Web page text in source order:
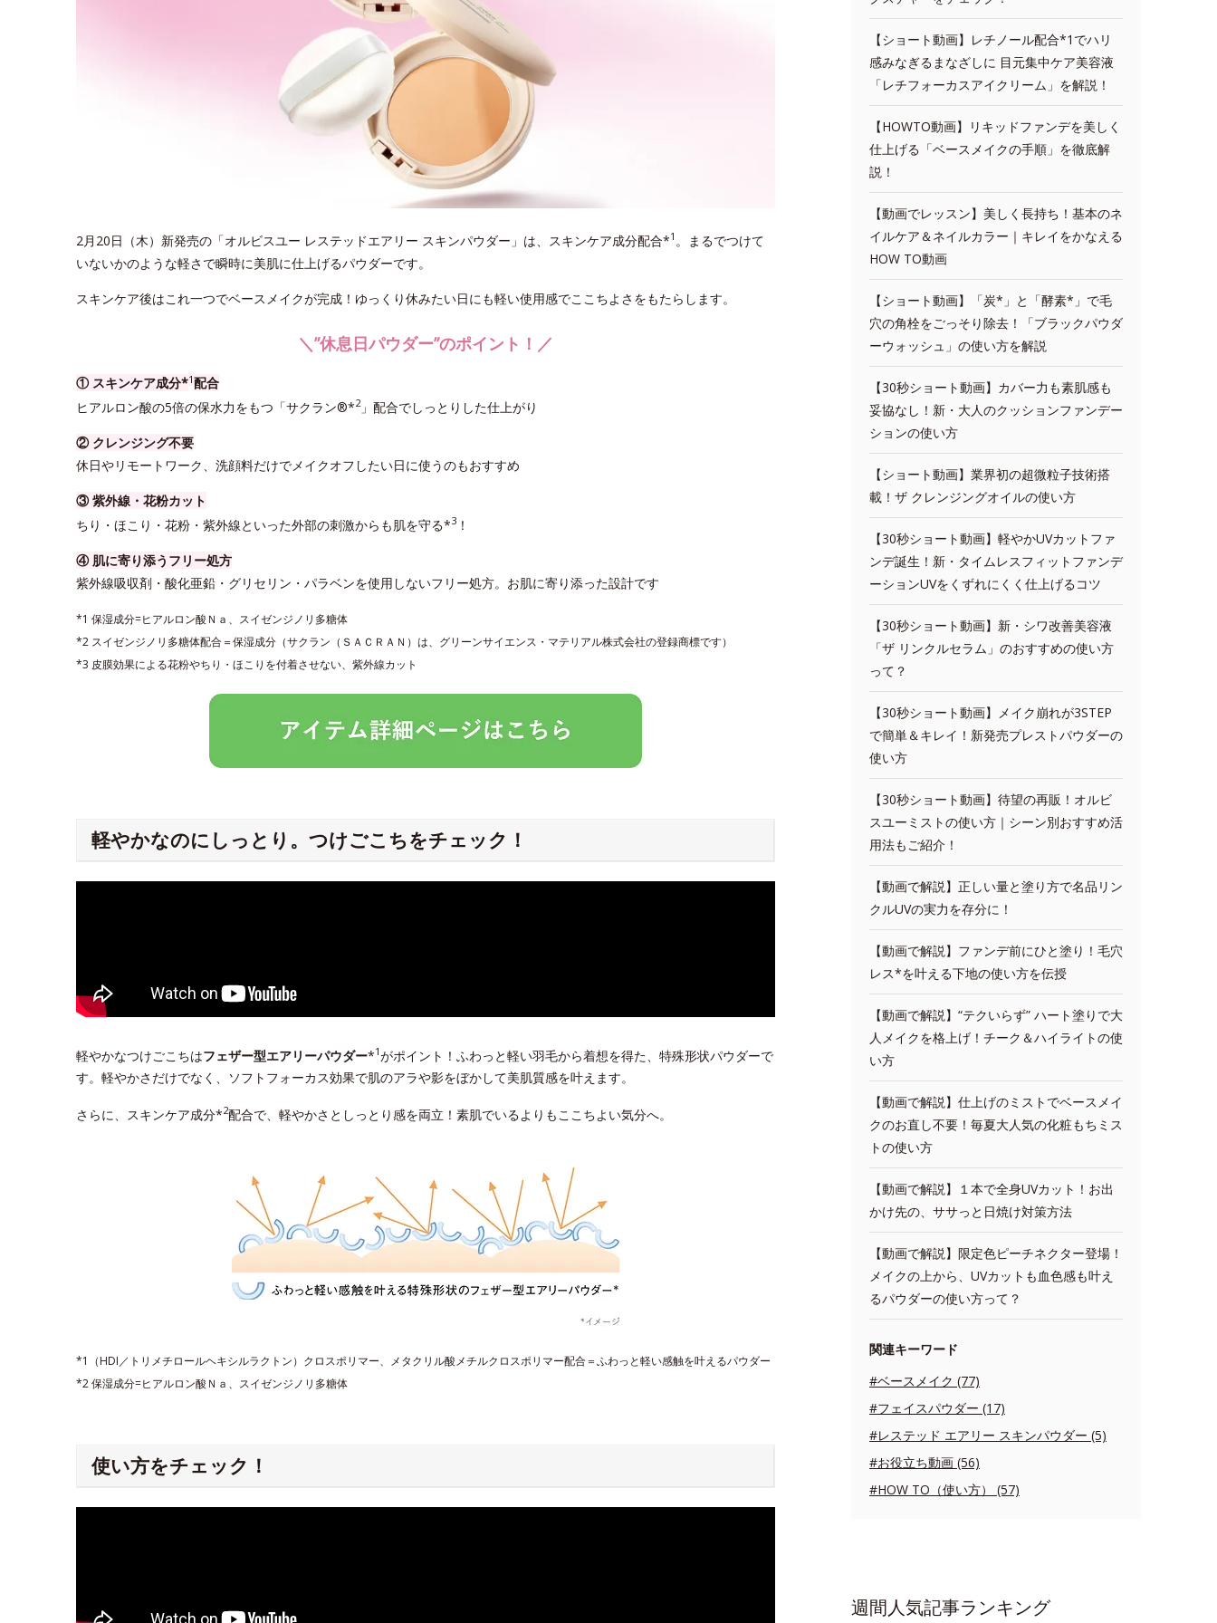
2月20日（木）新発売の「オルビスユー レステッドエアリー スキンパウダー」は、スキンケア成分配合*1 。まるでつけて
いないかのような軽さで瞬時に美肌に仕上げるパウダーです。
スキンケア後はこれ一つでベースメイクが完成！ゆっくり休みたい日にも軽い使用感でここちよさをもたらします。
＼”休息日パウダー”のポイント！／
① スキンケア成分*1配合
ヒアルロン酸の5倍の保水力をもつ「サクラン®*2」配合でしっとりした仕上がり
② クレンジング不要
休日やリモートワーク、洗顔料だけでメイクオフしたい日に使うのもおすすめ
③ 紫外線・花粉カット
ちり・ほこり・花粉・紫外線といった外部の刺激からも肌を守る*3 ！
④ 肌に寄り添うフリー処方
紫外線吸収剤・酸化亜鉛・グリセリン・パラベンを使用しないフリー処方。お肌に寄り添った設計です
*1 保湿成分=ヒアルロン酸Ｎａ、スイゼンジノリ多糖体
*2 スイゼンジノリ多糖体配合＝保湿成分（サクラン（ＳＡＣＲＡＮ）は、グリーンサイエンス・マテリアル株式会社の登録商標です）
*3 皮膜効果による花粉やちり・ほこりを付着させない、紫外線カット
軽やかなのにしっとり。つけごこちをチェック！
軽やかなつけごこちはフェザー型エアリーパウダー*1がポイント！ふわっと軽い羽毛から着想を得た、特殊形状パウダーで
す。軽やかさだけでなく、ソフトフォーカス効果で肌のアラや影をぼかして美肌質感を叶えます。
さらに、スキンケア成分*2配合で、軽やかさとしっとり感を両立！素肌でいるよりもここちよい気分へ。
*1（HDI／トリメチロールヘキシルラクトン）クロスポリマー、メタクリル酸メチルクロスポリマー配合＝ふわっと軽い感触を叶えるパウダー
*2 保湿成分=ヒアルロン酸Ｎａ、スイゼンジノリ多糖体
使い方をチェック！
【ショート動画】レチノール配合*1でハリ
感みなぎるまなざしに 目元集中ケア美容液
「レチフォーカスアイクリーム」を解説！
【HOWTO動画】リキッドファンデを美しく
仕上げる「ベースメイクの手順」を徹底解
説！
【動画でレッスン】美しく長持ち！基本のネ
イルケア＆ネイルカラー｜キレイをかなえる
HOW TO動画
【ショート動画】「炭*」と「酵素*」で毛
穴の角栓をごっそり除去！「ブラックパウダ
ーウォッシュ」の使い方を解説
【30秒ショート動画】カバー力も素肌感も
妥協なし！新・大人のクッションファンデー
ションの使い方
【ショート動画】業界初の超微粒子技術搭
載！ザ クレンジングオイルの使い方
【30秒ショート動画】軽やかUVカットファ
ンデ誕生！新・タイムレスフィットファンデ
ーションUVをくずれにくく仕上げるコツ
【30秒ショート動画】新・シワ改善美容液
「ザ リンクルセラム」のおすすめの使い方
って？
【30秒ショート動画】メイク崩れが3STEP
で簡単＆キレイ！新発売プレストパウダーの
使い方
【30秒ショート動画】待望の再販！オルビ
スユーミストの使い方｜シーン別おすすめ活
用法もご紹介！
【動画で解説】正しい量と塗り方で名品リン
クルUVの実力を存分に！
【動画で解説】ファンデ前にひと塗り！毛穴
レス*を叶える下地の使い方を伝授
【動画で解説】“テクいらず” ハート塗りで大
人メイクを格上げ！チーク＆ハイライトの使
い方
【動画で解説】仕上げのミストでベースメイ
クのお直し不要！毎夏大人気の化粧もちミス
トの使い方
【動画で解説】１本で全身UVカット！お出
かけ先の、ササっと日焼け対策方法
【動画で解説】限定色ピーチネクター登場！
メイクの上から、UVカットも血色感も叶え
るパウダーの使い方って？
関連キーワード
#ベースメイク (77)
#フェイスパウダー (17)
#レステッド エアリー スキンパウダー (5)
#お役立ち動画 (56)
#HOW TO（使い方） (57)
週間人気記事ランキング